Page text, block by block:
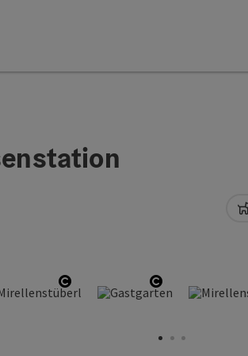
öffnenCopyright öffnenCopyright